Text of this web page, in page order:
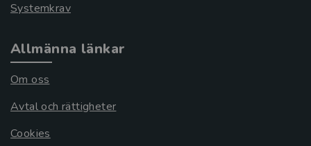
Systemkrav
Allmänna länkar
Om oss
Avtal och rättigheter
Cookies